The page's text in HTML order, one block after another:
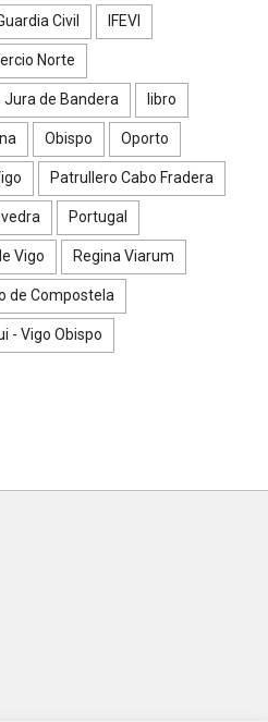
Civil IFEVI
Norte
Jura de Bandera libro
Obispo Oporto
Patrullero Cabo Fradera
Portugal
Vigo Regina Viarum
de Compostela
- Vigo Obispo